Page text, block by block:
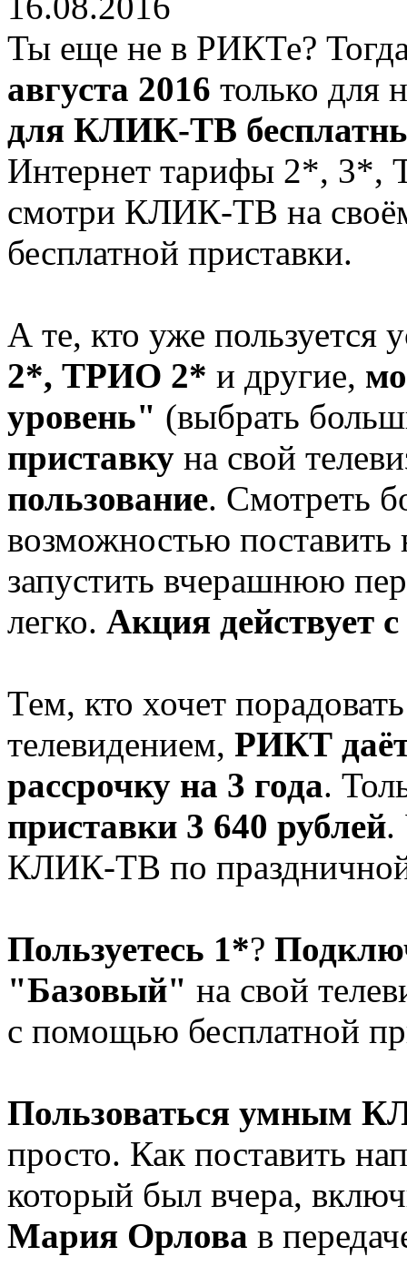
Ты еще не в РИКТе?
августа 2016 только для
для КЛИК-ТВ
Интернет тарифы 2*,
смотри КЛИК-ТВ на
бесплатной приставки.
А те, кто уже
2*, ТРИО 2* и другие,
уровень" (выбрать
приставку на свой
пользование. Смотреть
возможностью поставить
запустить вчерашнюю
легко. Акция действует
Тем, кто хочет
телевидением, РИКТ
рассрочку на 3 года.
приставки 3 640 рублей.
КЛИК-ТВ по
Пользуетесь 1*?
"Базовый" на свой
с помощью бесплатной
Пользоваться умным
просто. Как поставить
который был вчера,
Мария Орлова в